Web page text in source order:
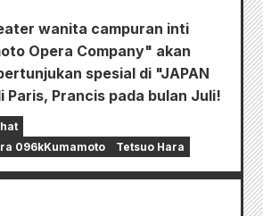
wanita campuran inti
Opera Company" akan
spesial di "JAPAN
Paris, Prancis pada bulan Juli!
096kKumamoto
Tetsuo Hara